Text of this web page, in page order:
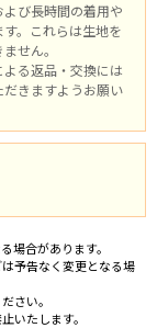
び長時間の着用や
。これらは生地を
せん。
る返品・交換には
きますようお願い
場合があります。
予告なく変更となる場
さい。
いたします。